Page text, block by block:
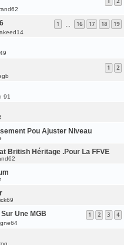
1 16 17 18 19
1 2
91
Pou Ajuster Niveau
British Héritage .pour La FFVE
Une MGB 1 2 3 4